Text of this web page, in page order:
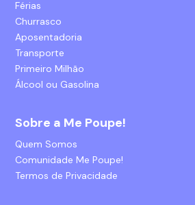
Férias
Churrasco
Aposentadoria
Transporte
Primeiro Milhão
Álcool ou Gasolina
Sobre a Me Poupe!
Quem Somos
Comunidade Me Poupe!
Termos de Privacidade